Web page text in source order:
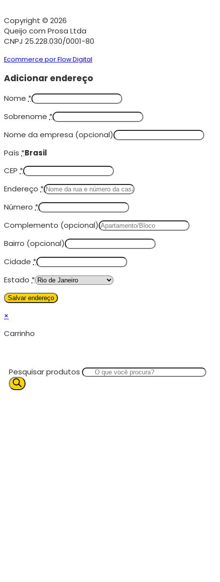
Copyright © 2026
Queijo com Prosa Ltda
CNPJ 25.228.030/0001-80
Ecommerce por Flow Digital
Adicionar endereço
Nome *
Sobrenome *
Nome da empresa (opcional)
País *Brasil
CEP *
Endereço *
Número *
Complemento (opcional)
Bairro (opcional)
Cidade *
Estado *
×
Carrinho
Pesquisar produtos